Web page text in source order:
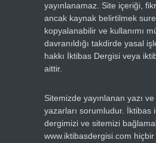
yayınlanamaz. Site içeriği,
ancak kaynak belirtilmek
kopyalanabilir ve kullanımı
davranıldığı takdirde yasal
hakkı İktibas Dergisi veya
aittir.
Sitemizde yayınlanan yazı
yazarları sorumludur. İktibas
dergimizi ve sitemizi
www.iktibasdergisi.com hiçbir